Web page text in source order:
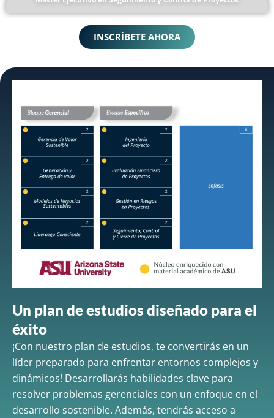
INSCRÍBETE AHORA
Un plan de estudios diseñado para el
éxito
¡Con nuestro plan de estudios, te convertirás en un
líder preparado para enfrentar entornos complejos y
dinámicos! Desarrollarás habilidades clave para
resolver problemas gerenciales con un enfoque en el
desarrollo sostenible. Además, tendrás acceso a